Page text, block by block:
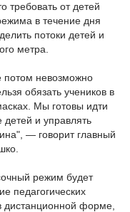
требовать от детей
в течение дня
потоки детей и
метра.
невозможно
обязать учеников в
Мы готовы идти
детей и управлять
— говорит главный
режим будет
педагогических
дистанционной форме,